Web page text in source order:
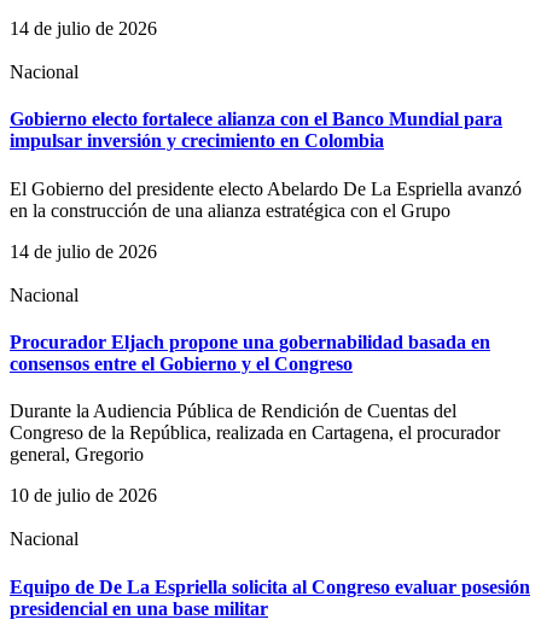
14 de julio de 2026
Nacional
Gobierno electo fortalece alianza con el Banco Mundial para
impulsar inversión y crecimiento en Colombia
El Gobierno del presidente electo Abelardo De La Espriella avanzó
en la construcción de una alianza estratégica con el Grupo
14 de julio de 2026
Nacional
Procurador Eljach propone una gobernabilidad basada en
consensos entre el Gobierno y el Congreso
Durante la Audiencia Pública de Rendición de Cuentas del
Congreso de la República, realizada en Cartagena, el procurador
general, Gregorio
10 de julio de 2026
Nacional
Equipo de De La Espriella solicita al Congreso evaluar posesión
presidencial en una base militar